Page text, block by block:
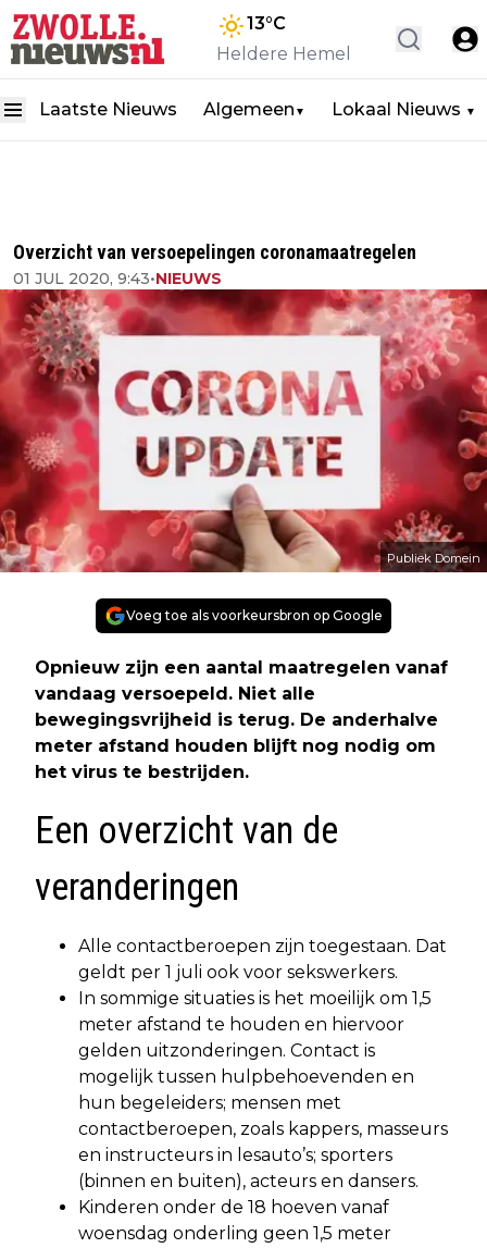
13°C
Heldere Hemel
Laatste Nieuws Algemeen ▼ Lokaal Nieuws ▼
Overzicht van versoepelingen coronamaatregelen
01 JUL 2020, 9:43•NIEUWS
Publiek Domein
Voeg toe als voorkeursbron op Google
Opnieuw zijn een aantal maatregelen vanaf
vandaag versoepeld. Niet alle
bewegingsvrijheid is terug. De anderhalve
meter afstand houden blijft nog nodig om
het virus te bestrijden.
Een overzicht van de
veranderingen
Alle contactberoepen zijn toegestaan. Dat
geldt per 1 juli ook voor sekswerkers.
In sommige situaties is het moeilijk om 1,5
meter afstand te houden en hiervoor
gelden uitzonderingen. Contact is
mogelijk tussen hulpbehoevenden en
hun begeleiders; mensen met
contactberoepen, zoals kappers, masseurs
en instructeurs in lesauto’s; sporters
(binnen en buiten), acteurs en dansers.
Kinderen onder de 18 hoeven vanaf
woensdag onderling geen 1,5 meter